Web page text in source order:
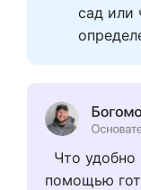
сад или
Что
помощью